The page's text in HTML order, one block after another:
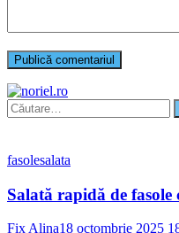
Caută
după:
fasolesalata
Salată rapidă de fasole
Fix Alina18 octombrie 2025